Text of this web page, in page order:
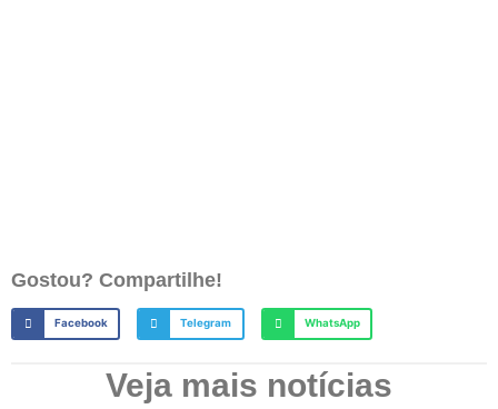
Gostou? Compartilhe!
Facebook Telegram WhatsApp
Veja mais notícias